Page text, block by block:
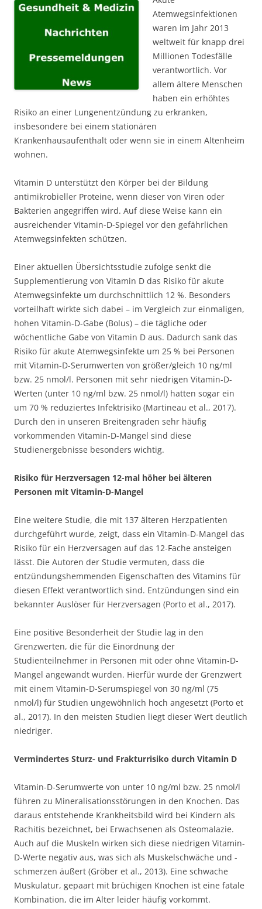
Atemwegsinfektionen
waren im Jahr 2013
weltweit für knapp drei
Millionen Todesfälle
verantwortlich. Vor
allem ältere Menschen
haben ein erhöhtes
Risiko an einer Lungenentzündung zu erkranken,
insbesondere bei einem stationären
Krankenhausaufenthalt oder wenn sie in einem Altenheim
wohnen.
Vitamin D unterstützt den Körper bei der Bildung
antimikrobieller Proteine, wenn dieser von Viren oder
Bakterien angegriffen wird. Auf diese Weise kann ein
ausreichender Vitamin-D-Spiegel vor den gefährlichen
Atemwegsinfekten schützen.
Einer aktuellen Übersichtsstudie zufolge senkt die
Supplementierung von Vitamin D das Risiko für akute
Atemwegsinfekte um durchschnittlich 12 %. Besonders
vorteilhaft wirkte sich dabei – im Vergleich zur einmaligen,
hohen Vitamin-D-Gabe (Bolus) – die tägliche oder
wöchentliche Gabe von Vitamin D aus. Dadurch sank das
Risiko für akute Atemwegsinfekte um 25 % bei Personen
mit Vitamin-D-Serumwerten von größer/gleich 10 ng/ml
bzw. 25 nmol/l. Personen mit sehr niedrigen Vitamin-D-
Werten (unter 10 ng/ml bzw. 25 nmol/l) hatten sogar ein
um 70 % reduziertes Infektrisiko (Martineau et al., 2017).
Durch den in unseren Breitengraden sehr häufig
vorkommenden Vitamin-D-Mangel sind diese
Studienergebnisse besonders wichtig.
Risiko für Herzversagen 12-mal höher bei älteren
Personen mit Vitamin-D-Mangel
Eine weitere Studie, die mit 137 älteren Herzpatienten
durchgeführt wurde, zeigt, dass ein Vitamin-D-Mangel das
Risiko für ein Herzversagen auf das 12-Fache ansteigen
lässt. Die Autoren der Studie vermuten, dass die
entzündungshemmenden Eigenschaften des Vitamins für
diesen Effekt verantwortlich sind. Entzündungen sind ein
bekannter Auslöser für Herzversagen (Porto et al., 2017).
Eine positive Besonderheit der Studie lag in den
Grenzwerten, die für die Einordnung der
Studienteilnehmer in Personen mit oder ohne Vitamin-D-
Mangel angewandt wurden. Hierfür wurde der Grenzwert
mit einem Vitamin-D-Serumspiegel von 30 ng/ml (75
nmol/l) für Studien ungewöhnlich hoch angesetzt (Porto et
al., 2017). In den meisten Studien liegt dieser Wert deutlich
niedriger.
Vermindertes Sturz- und Frakturrisiko durch Vitamin D
Vitamin-D-Serumwerte von unter 10 ng/ml bzw. 25 nmol/l
führen zu Mineralisationsstörungen in den Knochen. Das
daraus entstehende Krankheitsbild wird bei Kindern als
Rachitis bezeichnet, bei Erwachsenen als Osteomalazie.
Auch auf die Muskeln wirken sich diese niedrigen Vitamin-
D-Werte negativ aus, was sich als Muskelschwäche und -
schmerzen äußert (Gröber et al., 2013). Eine schwache
Muskulatur, gepaart mit brüchigen Knochen ist eine fatale
Kombination, die im Alter leider häufig vorkommt.